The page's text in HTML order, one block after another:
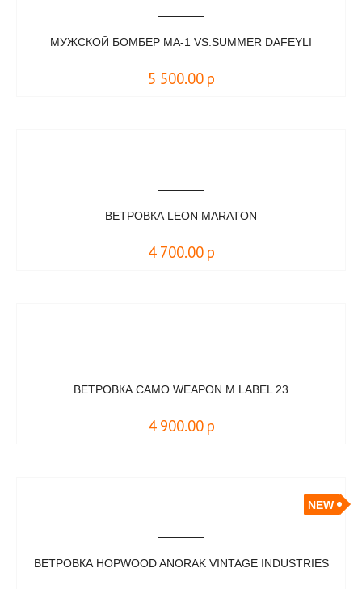
МУЖСКОЙ БОМБЕР MA-1 VS.SUMMER DAFEYLI
5 500.00 р
ВЕТРОВКА LEON MARATON
4 700.00 р
ВЕТРОВКА CAMO WEAPON M LABEL 23
4 900.00 р
NEW
ВЕТРОВКА HOPWOOD ANORAK VINTAGE INDUSTRIES